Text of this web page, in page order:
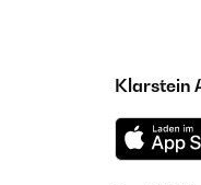
Klarstein